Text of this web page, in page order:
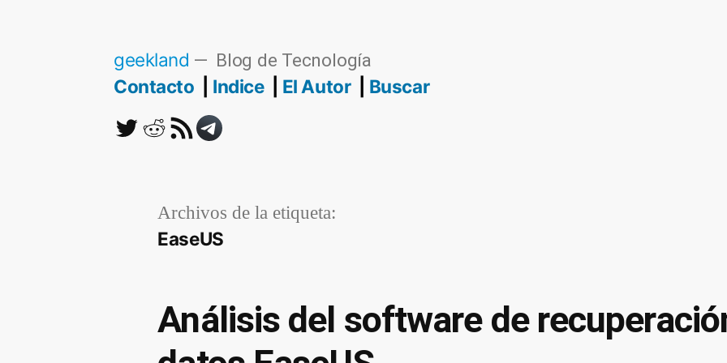
geekland Blog de Tecnología
Contacto Indice El Autor Buscar
TwitterReddit
RSSTelegram
Archivos de la etiqueta:
EaseUS
Análisis del software de